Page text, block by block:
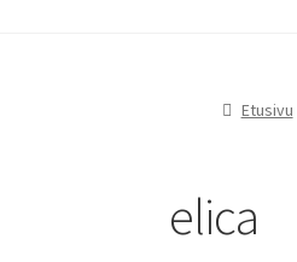
Etusivu
elica